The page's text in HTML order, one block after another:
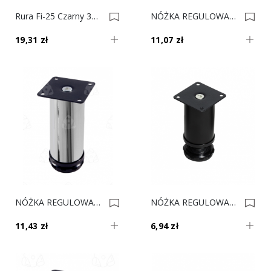
Rura Fi-25 Czarny 3m Gr.1,0 0022247
19,31 zł
NÓŻKA REGULOWANA H-15 Cm Czarna Fi-50 0021345
11,07 zł
NÓŻKA REGULOWANA H-15 Cm Chrom Fi-50 0021344
11,43 zł
NÓŻKA REGULOWANA H-10 Cm Czarna Fi-50 0021343
6,94 zł